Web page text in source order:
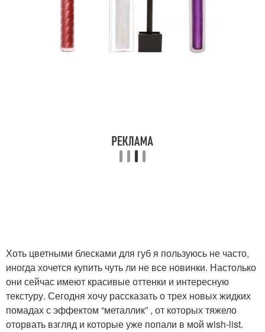
Хоть цветными блесками для губ я пользуюсь не часто,
иногда хочется купить чуть ли не все новинки. Настолько
они сейчас имеют красивые оттенки и интересную
текстуру. Сегодня хочу рассказать о трех новых жидких
помадах с эффектом “металлик” , от которых тяжело
оторвать взгляд и которые уже попали в мой wish-list.